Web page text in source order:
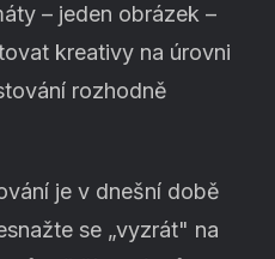
– jeden obrázek –
kreativy na úrovni
rozhodně
je v dnešní době
se „vyzrát" na